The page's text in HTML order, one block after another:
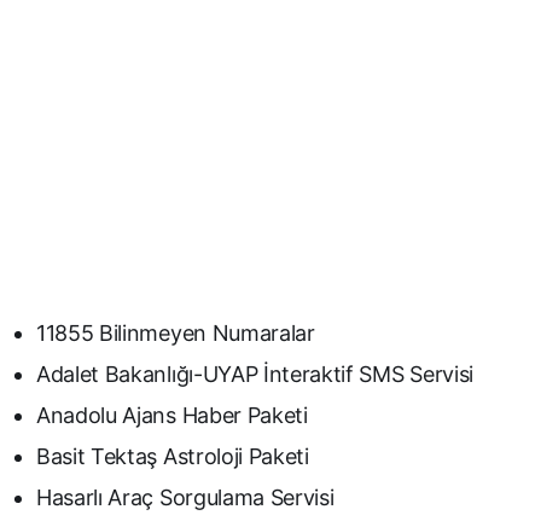
11855 Bilinmeyen Numaralar
Adalet Bakanlığı-UYAP İnteraktif SMS Servisi
Anadolu Ajans Haber Paketi
Basit Tektaş Astroloji Paketi
Hasarlı Araç Sorgulama Servisi